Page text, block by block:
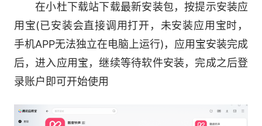
要的铃声 !
好评如潮、免费使用、功能强大、安全的手机
铃声应用。够酷够个性，更多铃声只为你!
在小杜下载站下载最新安装包，按提示安装应
用宝(已安装会直接调用打开，未安装应用宝时，
手机APP无法独立在电脑上运行)，应用宝安装完成
后，进入应用宝，继续等待软件安装，完成之后登
录账户即可开始使用